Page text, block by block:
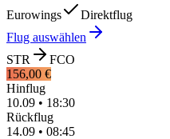
Eurowings
Direktflug
Flug auswählen
STR
FCO
156,00 €
Hinflug
10.09 • 18:30
Rückflug
14.09 • 08:45